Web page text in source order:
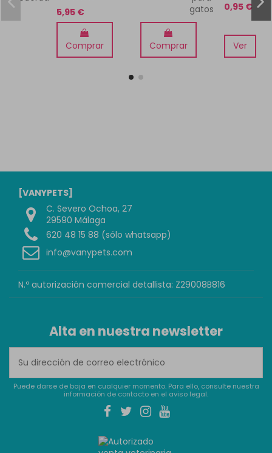
5,95 €
Comprar Comprar
0,95 €
Ver
[VANYPETS]
C. Severo Ochoa, 27
29590 Málaga
620 48 15 88 (sólo whatsapp)
info@vanypets.com
N.º autorización comercial detallista: Z29008B816
Alta en nuestra newsletter
Puede darse de baja en cualquier momento. Para ello, consulte nuestra
información de contacto en el aviso legal.